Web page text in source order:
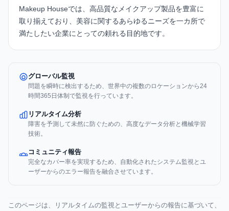
Makeup Houseでは、高品質なメイクアップ製品を豊富に
取り揃えており、美容に関するあらゆるニーズを一カ所で
満たしたい企業にとっての頼れる目的地です。
グローバル監視
問題を瞬時に検出するため、世界中の複数のロケーションから24
時間365日体制で監視を行っています。
リアルタイム分析
障害を予測して未然に防ぐための、高度なデータ分析と機械学習
技術。
コミュニティ報告
完全なカバー率を実現するため、自動化されたシステム監視とユ
ーザーからのエラー報告を融合させています。
このページは、リアルタイムの監視とユーザーからの報告に基づいて、